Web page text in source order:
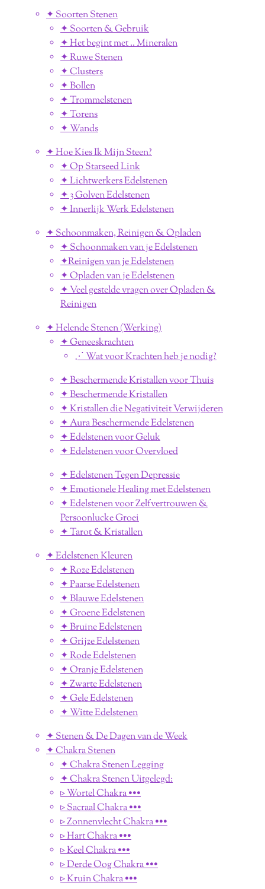
✦ Soorten Stenen
✦ Soorten & Gebruik
✦ Het begint met .. Mineralen
✦ Ruwe Stenen
✦ Clusters
✦ Bollen
✦ Trommelstenen
✦ Torens
✦ Wands
✦ Hoe Kies Ik Mijn Steen?
✦ Op Starseed Link
✦ Lichtwerkers Edelstenen
✦ 3 Golven Edelstenen
✦ Innerlijk Werk Edelstenen
✦ Schoonmaken, Reinigen & Opladen
✦ Schoonmaken van je Edelstenen
✦Reinigen van je Edelstenen
✦ Opladen van je Edelstenen
✦ Veel gestelde vragen over Opladen &
Reinigen
✦ Helende Stenen (Werking)
✦ Geneeskrachten
⋰ Wat voor Krachten heb je nodig?
✦ Beschermende Kristallen voor Thuis
✦ Beschermende Kristallen
✦ Kristallen die Negativiteit Verwijderen
✦ Aura Beschermende Edelstenen
✦ Edelstenen voor Geluk
✦ Edelstenen voor Overvloed
✦ Edelstenen Tegen Depressie
✦ Emotionele Healing met Edelstenen
✦ Edelstenen voor Zelfvertrouwen &
Persoonlucke Groei
✦ Tarot & Kristallen
✦ Edelstenen Kleuren
✦ Roze Edelstenen
✦ Paarse Edelstenen
✦ Blauwe Edelstenen
✦ Groene Edelstenen
✦ Bruine Edelstenen
✦ Grijze Edelstenen
✦ Rode Edelstenen
✦ Oranje Edelstenen
✦ Zwarte Edelstenen
✦ Gele Edelstenen
✦ Witte Edelstenen
✦ Stenen & De Dagen van de Week
✦ Chakra Stenen
✦ Chakra Stenen Legging
✦ Chakra Stenen Uitgelegd:
▹ Wortel Chakra •••
▹ Sacraal Chakra •••
▹ Zonnenvlecht Chakra •••
▹ Hart Chakra •••
▹ Keel Chakra •••
▹ Derde Oog Chakra •••
▹ Kruin Chakra •••